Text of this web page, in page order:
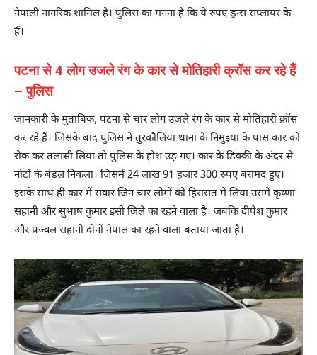
नेपाली नागरिक शामिल है। पुलिस का मनना है कि ये रुपए ड्रग्स सप्लायर के
हैं।
पटना से 4 लोग उजले रंग के कार से मोतिहारी क्रॉस कर रहे हैं
– पुलिस
जानकारी के मुताबिक, पटना से चार लोग उजले रंग के कार से मोतिहारी क्रॉस
कर रहे हैं। जिसके बाद पुलिस ने तुरकौलिया थाना के निमुइया के पास कार को
रोक कर तलासी लिया तो पुलिस के होश उड़ गए। कार के डिक्की के अंदर से
नोटों के बंडल निकला। जिसमें 24 लाख 91 हजार 300 रुपए बरामद हुए।
इसके साथ ही कार में सवार जिन चार लोगों को हिरासत में लिया उसमें कृष्णा
सहानी और सुभाष कुमार इसी जिले का रहने वाला है। जबकि दीपेश कुमार
और प्रज्वल सहानी दोनों नेपाल का रहने वाला बताया जाता है।